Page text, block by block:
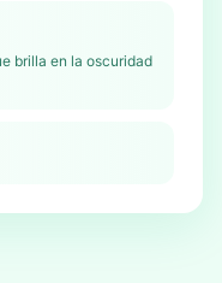
brilla en la oscuridad